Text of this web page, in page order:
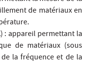
de matériaux en
: appareil permettant la
de matériaux (sous
la fréquence et de la